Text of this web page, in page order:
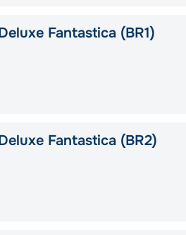
Fantastica (BR1)
Fantastica (BR2)